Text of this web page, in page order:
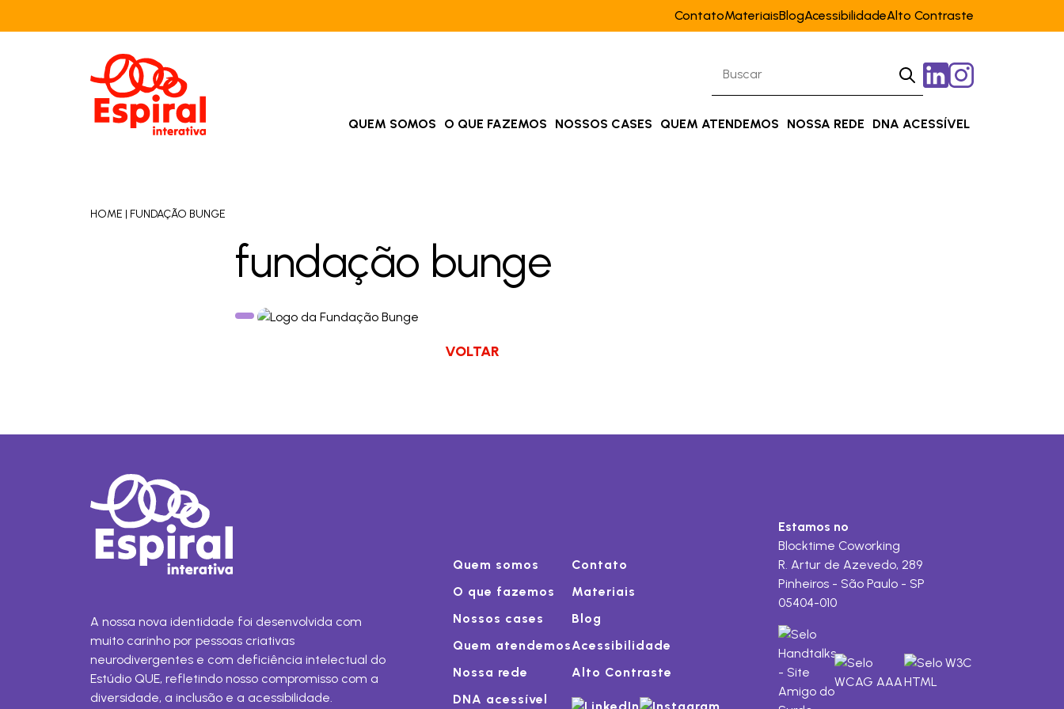
ContatoMateriaisBlogAcessibilidadeAlto Contraste
QUEM SOMOS O QUE FAZEMOS NOSSOS CASES QUEM ATENDEMOS NOSSA REDE DNA ACESSÍVEL
HOME | FUNDAÇÃO BUNGE
fundação bunge
VOLTAR
A nossa nova identidade foi desenvolvida com
muito carinho por pessoas criativas
neurodivergentes e com deficiência intelectual do
Estúdio QUE, refletindo nosso compromisso com a
diversidade, a inclusão e a acessibilidade.
Quem somos
O que fazemos
Nossos cases
Quem atendemos
Nossa rede
DNA acessível
Contato
Materiais
Blog
Acessibilidade
Alto Contraste
Estamos no
Blocktime Coworking
R. Artur de Azevedo, 289
Pinheiros - São Paulo - SP
05404-010